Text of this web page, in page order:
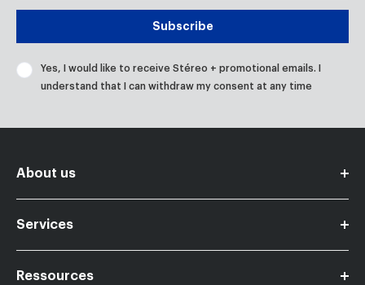
Subscribe
Yes, I would like to receive Stéreo + promotional emails. I
understand that I can withdraw my consent at any time
About us
Contact us
Services
Financing
Ressources